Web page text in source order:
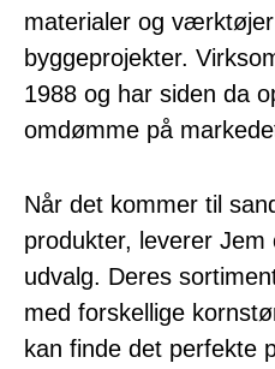
materialer og
byggeprojekter.
1988 og har siden da
omdømme på
Når det kommer til
produkter, leverer
udvalg. Deres
med forskellige
kan finde det perfekte